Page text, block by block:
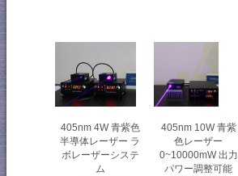
405nm 4W 青紫色
半導体レーザー ラ
ボレーザーシステ
ム
405nm 10W 青紫
色レーザー
0~10000mW 出力
パワー調整可能